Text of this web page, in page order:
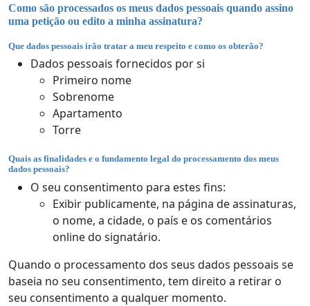
Como são processados os meus dados pessoais quando assino
uma petição ou edito a minha assinatura?
Que dados pessoais irão tratar a meu respeito e como os obterão?
Dados pessoais fornecidos por si
Primeiro nome
Sobrenome
Apartamento
Torre
Quais as finalidades e o fundamento legal do processamento dos meus
dados pessoais?
O seu consentimento para estes fins:
Exibir publicamente, na página de assinaturas,
o nome, a cidade, o país e os comentários
online do signatário.
Quando o processamento dos seus dados pessoais se
baseia no seu consentimento, tem direito a retirar o
seu consentimento a qualquer momento.